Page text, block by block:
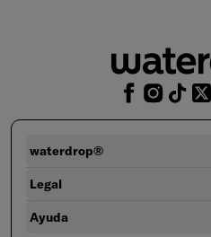
waterdrop®
Legal
Ayuda